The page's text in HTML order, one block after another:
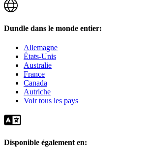
Dundle dans le monde entier:
Allemagne
États-Unis
Australie
France
Canada
Autriche
Voir tous les pays
Disponible également en: